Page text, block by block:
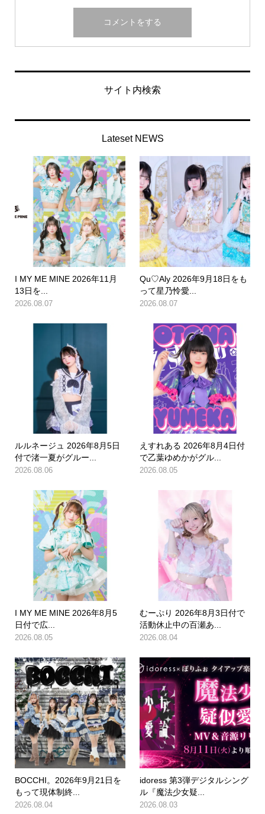
サイト内検索
Lateset NEWS
I MY ME MINE 2026年11月
13日を...
2026.08.07
Qu♡Aly 2026年9月18日をも
って星乃怜愛...
2026.08.07
ルルネージュ 2026年8月5日
付で渚一夏がグルー...
2026.08.06
えすれある 2026年8月4日付
で乙葉ゆめかがグル...
2026.08.05
I MY ME MINE 2026年8月5
日付で広...
2026.08.05
むーぷり 2026年8月3日付で
活動休止中の百瀬あ...
2026.08.04
BOCCHI。2026年9月21日を
もって現体制終...
2026.08.04
idoress 第3弾デジタルシング
ル『魔法少女疑...
2026.08.03